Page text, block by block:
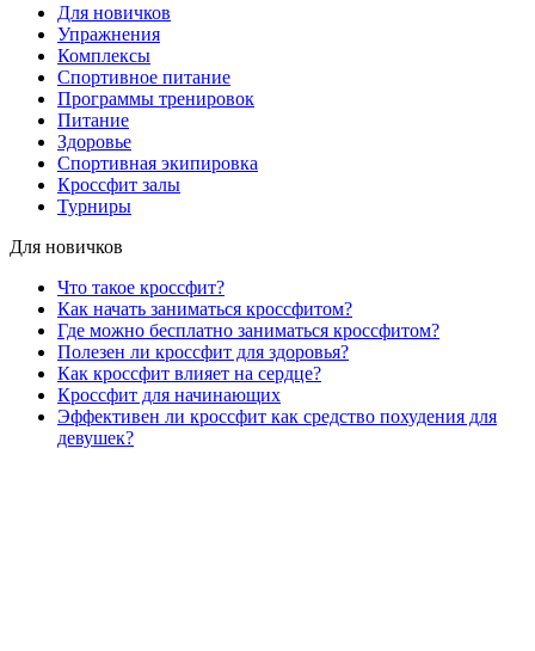
Для новичков
Упражнения
Комплексы
Спортивное питание
Программы тренировок
Питание
Здоровье
Спортивная экипировка
Кроссфит залы
Турниры
Для новичков
Что такое кроссфит?
Как начать заниматься кроссфитом?
Где можно бесплатно заниматься кроссфитом?
Полезен ли кроссфит для здоровья?
Как кроссфит влияет на сердце?
Кроссфит для начинающих
Эффективен ли кроссфит как средство похудения для
девушек?